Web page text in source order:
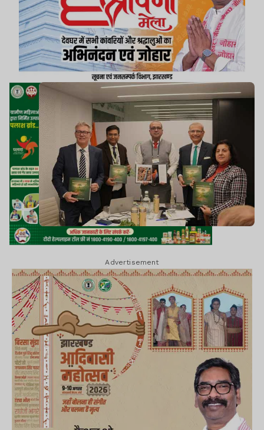
Advertisement